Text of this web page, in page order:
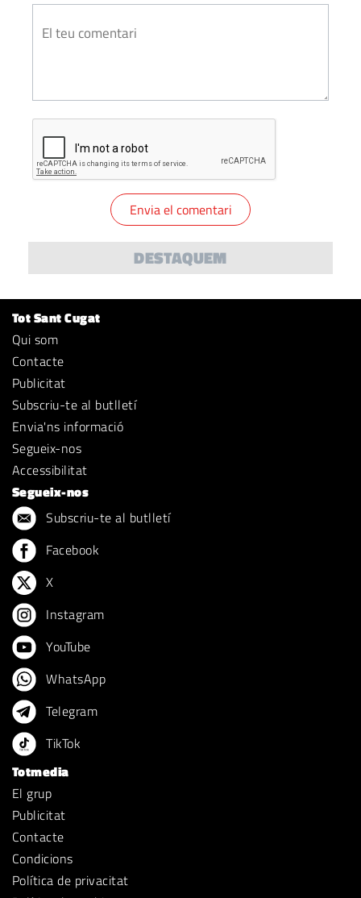
DESTAQUEM
Tot Sant Cugat
Qui som
Contacte
Publicitat
Subscriu-te al butlletí
Envia'ns informació
Segueix-nos
Accessibilitat
Segueix-nos
Subscriu-te al butlletí
Facebook
X
Instagram
YouTube
WhatsApp
Telegram
TikTok
Totmedia
El grup
Publicitat
Contacte
Condicions
Política de privacitat